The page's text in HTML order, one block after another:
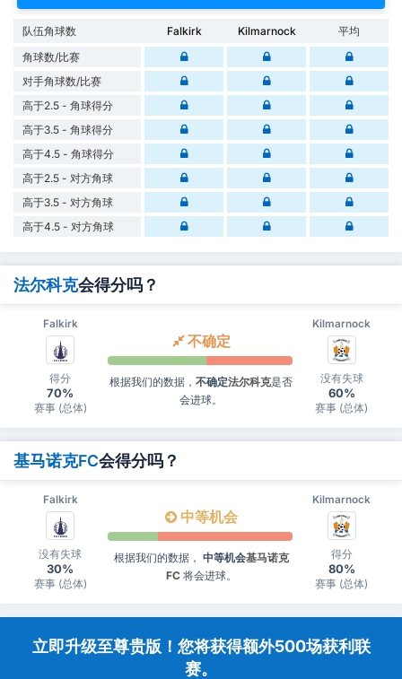
队伍角球数 Falkirk Kilmarnock
平均
角球数/比赛
对手角球数/比赛
高于2.5 - 角球得分
高于3.5 - 角球得分
高于4.5 - 角球得分
高于2.5 - 对方角球
高于3.5 - 对方角球
高于4.5 - 对方角球
法尔科克会得分吗？
Falkirk Kilmarnock
得分
70%
赛事 (总体)
不确定
根据我们的数据， 不确定法尔科克是否
会进球。
没有失球
60%
赛事 (总体)
基马诺克FC会得分吗？
Falkirk Kilmarnock
没有失球
30%
赛事 (总体)
中等机会
根据我们的数据， 中等机会基马诺克
FC将会进球。
得分
80%
赛事 (总体)
立即升级至尊贵版！您将获得额外500场获利联
赛。